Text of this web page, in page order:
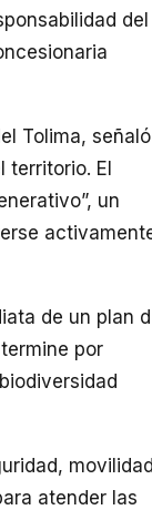
del
Tolima, señaló
El
un
de un plan
por
atender las